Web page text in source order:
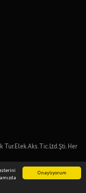
Onaylıyorum
Her
kullanımı ve paylaşımı
sorumluluğu kabul etmiş